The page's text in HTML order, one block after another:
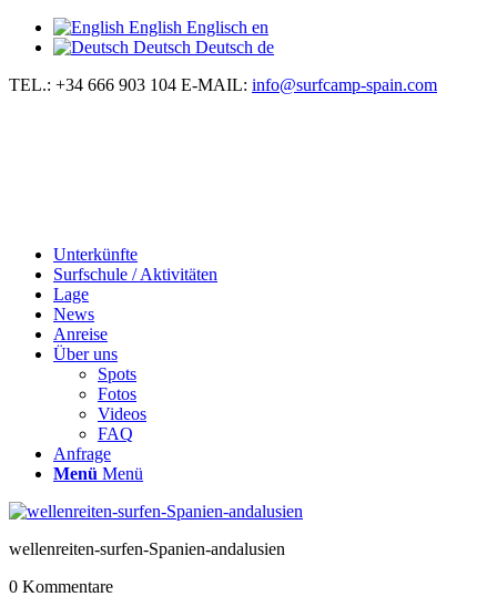
English Englisch en
Deutsch Deutsch de
TEL.: +34 666 903 104 E-MAIL: info@surfcamp-spain.com
Unterkünfte
Surfschule / Aktivitäten
Lage
News
Anreise
Über uns
Spots
Fotos
Videos
FAQ
Anfrage
Menü Menü
wellenreiten-surfen-Spanien-andalusien
0 Kommentare